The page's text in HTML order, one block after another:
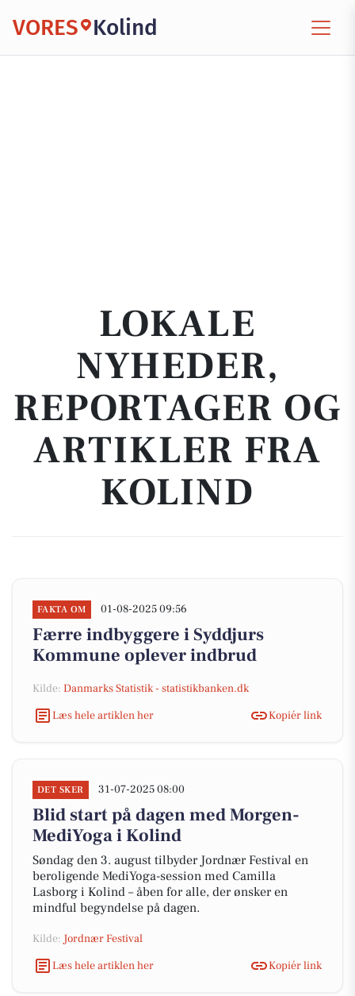
VORES Kolind
LOKALE
NYHEDER,
REPORTAGER OG
ARTIKLER FRA
KOLIND
FAKTA OM 01-08-2025 09:56
Færre indbyggere i Syddjurs
Kommune oplever indbrud
Kilde: Danmarks Statistik - statistikbanken.dk
Læs hele artiklen her
Kopiér link
DET SKER 31-07-2025 08:00
Blid start på dagen med Morgen-
MediYoga i Kolind
Søndag den 3. august tilbyder Jordnær Festival en
beroligende MediYoga-session med Camilla
Lasborg i Kolind – åben for alle, der ønsker en
mindful begyndelse på dagen.
Kilde: Jordnær Festival
Læs hele artiklen her
Kopiér link